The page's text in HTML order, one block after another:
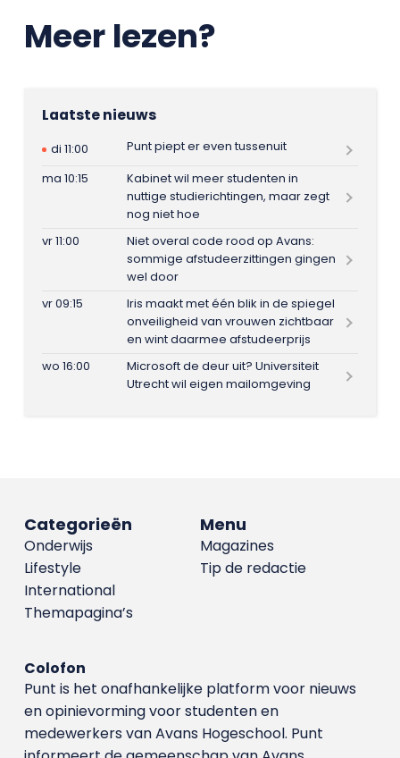
Meer lezen?
Laatste nieuws
di 11:00
Punt piept er even tussenuit
ma 10:15
Kabinet wil meer studenten in
nuttige studierichtingen, maar zegt
nog niet hoe
vr 11:00
Niet overal code rood op Avans:
sommige afstudeerzittingen gingen
wel door
vr 09:15
Iris maakt met één blik in de spiegel
onveiligheid van vrouwen zichtbaar
en wint daarmee afstudeerprijs
wo 16:00
Microsoft de deur uit? Universiteit
Utrecht wil eigen mailomgeving
Menu
Magazines
Tip de redactie
Categorieën
Onderwijs
Lifestyle
International
Themapagina’s
Colofon
Punt is het onafhankelijke platform voor nieuws
en opinievorming voor studenten en
medewerkers van Avans Hoge­school. Punt